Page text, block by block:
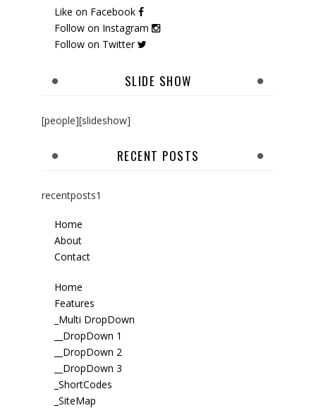
Like on Facebook
Follow on Instagram
Follow on Twitter
SLIDE SHOW
[people][slideshow]
RECENT POSTS
recentposts1
Home
About
Contact
Home
Features
_Multi DropDown
__DropDown 1
__DropDown 2
__DropDown 3
_ShortCodes
_SiteMap